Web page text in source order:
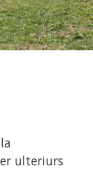
ulteriurs